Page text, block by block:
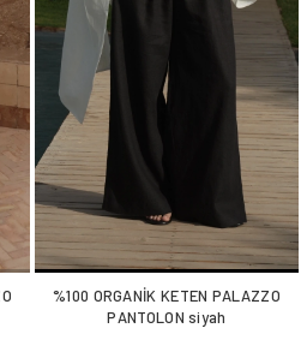
%100 ORGANİK KETEN PALAZZO
PANTOLON siyah